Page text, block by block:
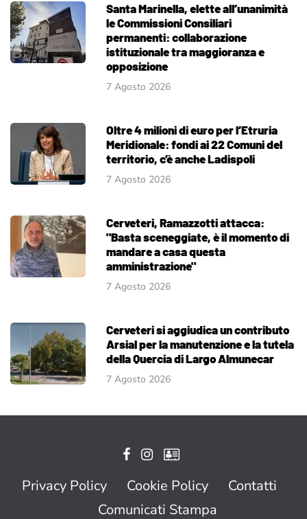
Santa Marinella, elette all’unanimità
le Commissioni Consiliari
permanenti: collaborazione
istituzionale tra maggioranza e
opposizione
7 Agosto 2026
Oltre 4 milioni di euro per l’Etruria
Meridionale: fondi ai 22 Comuni del
territorio, c’è anche Ladispoli
7 Agosto 2026
Cerveteri, Ramazzotti attacca:
"Basta sceneggiate, è il momento di
mandare a casa questa
amministrazione"
7 Agosto 2026
Cerveteri si aggiudica un contributo
Arsial per la manutenzione e la tutela
della Quercia di Largo Almunecar
7 Agosto 2026
Privacy Policy Cookie Policy
Contatti
Comunicati Stampa